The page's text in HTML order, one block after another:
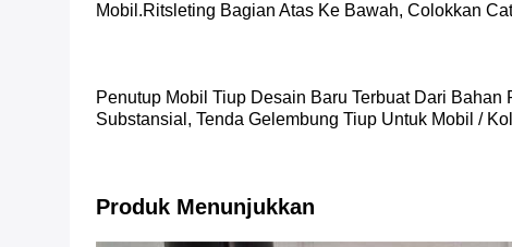
Mobil.Ritsleting Bagian Atas Ke Bawah, Colokkan
Penutup Mobil Tiup Desain Baru Terbuat Dari
Substansial, Tenda Gelembung Tiup Untuk Mobil /
Produk Menunjukkan